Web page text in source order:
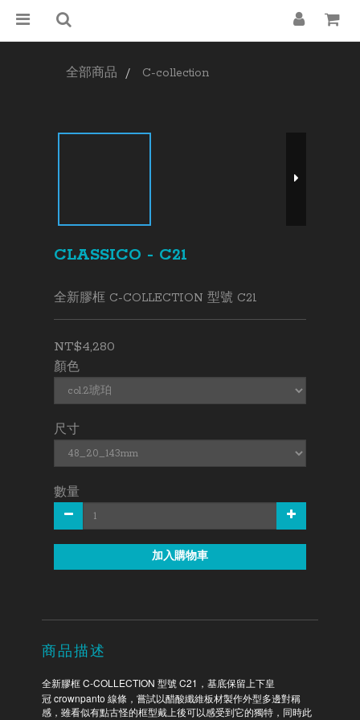
全部商品 C-collection
CLASSICO - C21
全新膠框 C-COLLECTION 型號 C21
NT$4,280
顏色
尺寸
數量
加入購物車
商品描述
全新膠框 C-COLLECTION 型號 C21 ，基底保留上下皇
冠 crownpanto 線條，嘗試以醋酸纖維板材製作外型多邊對稱
感，雖看似有點古怪的框型戴上後可以感受到它的獨特，同時此